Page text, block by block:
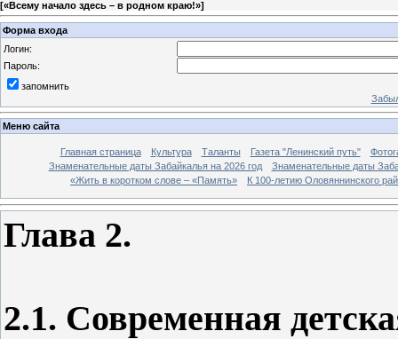
[«Всему начало здесь – в родном краю!»]
Форма входа
Логин:
Пароль:
запомнить
Меню сайта
Главная страница Культура Таланты Газета "Ленинский путь"
Знаменательные даты Забайкалья на 2026 год
Знаменательные даты
«Жить в коротком слове – «Память»
К 100-летию Оловяннинского
Глава 2.
2.1. Современная